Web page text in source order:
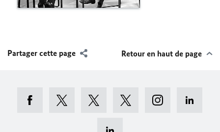
Partager cette page Retour en haut de page